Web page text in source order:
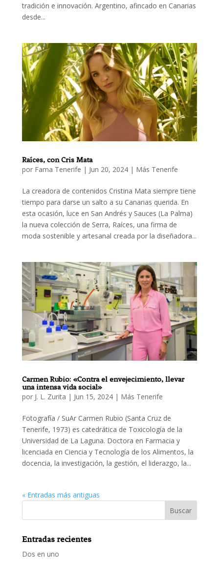
tradición e innovación. Argentino, afincado en Canarias
desde...
Raíces, con Cris Mata
por Fama Tenerife | Jun 20, 2024| Más Tenerife
La creadora de contenidos Cristina Mata siempre tiene
tiempo para darse un salto a su Canarias querida. En
esta ocasión, luce en San Andrés y Sauces (La Palma)
la nueva colección de Serra, Raíces, una firma de
moda sostenible y artesanal creada por la diseñadora...
Carmen Rubio: «Contra el envejecimiento, llevar
una intensa vida social»
por J. L. Zurita | Jun 15, 2024| Más Tenerife
Fotografía / SuAr Carmen Rubio (Santa Cruz de
Tenerife, 1973) es catedrática de Toxicología de la
Universidad de La Laguna. Doctora en Farmacia y
licenciada en Ciencia y Tecnología de los Alimentos, la
docencia, la investigación, la gestión, el liderazgo, la...
« Entradas más antiguas
Entradas recientes
Dos en uno